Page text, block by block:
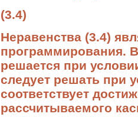
(3.4)
Неравенства (3.4)
программирования.
решается при
следует решать при
соответствует
рассчитываемого